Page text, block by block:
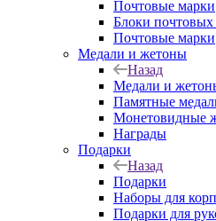
Почтовые марки
Блоки почтовых
Почтовые марки
Медали и жетоны
Назад
Медали и
Памятные
Монетовидные
Награды
Подарки
Назад
Подарки
Наборы для
Подарки для